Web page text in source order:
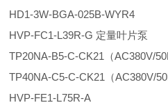
HD1-3W-BGA-025B-WYR4
HVP-FC1-L39R-G 定量叶片泵
TP20NA-B5-C-CK21（AC380V/
TP40NA-C5-C-CK21（AC380V/
HVP-FE1-L75R-A